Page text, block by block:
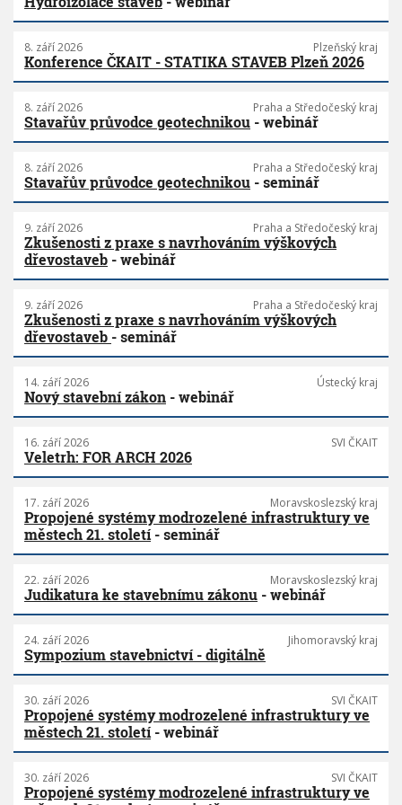
8. září 2026 Plzeňský kraj
Konference ČKAIT - STATIKA STAVEB Plzeň 2026
8. září 2026 Praha a Středočeský kraj
Stavařův průvodce geotechnikou - webinář
8. září 2026 Praha a Středočeský kraj
Stavařův průvodce geotechnikou - seminář
9. září 2026 Praha a Středočeský kraj
Zkušenosti z praxe s navrhováním výškových
dřevostaveb - webinář
9. září 2026 Praha a Středočeský kraj
Zkušenosti z praxe s navrhováním výškových
dřevostaveb - seminář
14. září 2026 Ústecký kraj
Nový stavební zákon - webinář
16. září 2026 SVI ČKAIT
Veletrh: FOR ARCH 2026
17. září 2026 Moravskoslezský kraj
Propojené systémy modrozelené infrastruktury ve
městech 21. století- seminář
22. září 2026 Moravskoslezský kraj
Judikatura ke stavebnímu zákonu - webinář
24. září 2026 Jihomoravský kraj
Sympozium stavebnictví - digitálně
30. září 2026 SVI ČKAIT
Propojené systémy modrozelené infrastruktury ve
městech 21. století- webinář
30. září 2026 SVI ČKAIT
Propojené systémy modrozelené infrastruktury ve